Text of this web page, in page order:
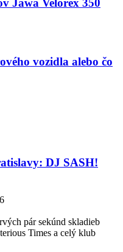
Jawa Velorex 350
vozidla alebo čo
DJ SASH!
pár sekúnd skladieb
Times a celý klub